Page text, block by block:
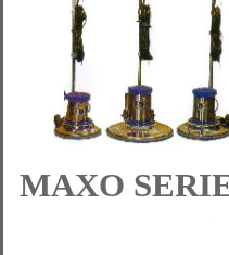
MAXO